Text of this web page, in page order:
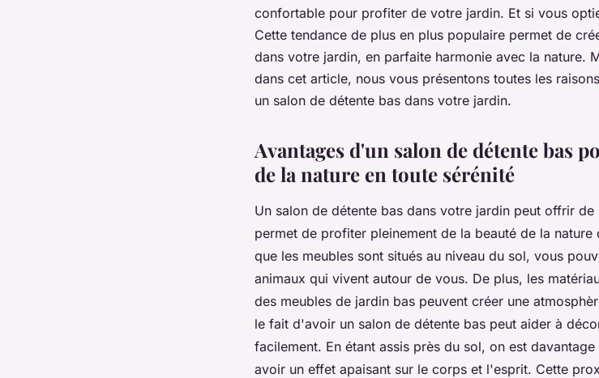
confortable pour profiter de votre jardin. Et si vous
Cette tendance de plus en plus populaire permet de
dans votre jardin, en parfaite harmonie avec la nature.
dans cet article, nous vous présentons toutes les
un salon de détente bas dans votre jardin.
Avantages d'un salon de détente bas
de la nature en toute sérénité
Un salon de détente bas dans votre jardin peut offrir
permet de profiter pleinement de la beauté de la
que les meubles sont situés au niveau du sol, vous
animaux qui vivent autour de vous. De plus, les
des meubles de jardin bas peuvent créer une
le fait d'avoir un salon de détente bas peut aider à
facilement. En étant assis près du sol, on est
avoir un effet apaisant sur le corps et l'esprit. Cette